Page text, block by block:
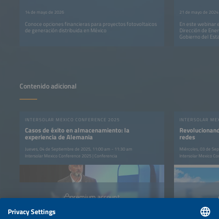
14 de mayo de 2026
Conoce opciones financieras para proyectos fotovoltaicos
de generación distribuida en México
21 de mayo de 2024
En este webinar
Dirección de
Gobierno del
Contenido adicional
INTERSOLAR MEXICO CONFERENCE 2025
Casos de éxito en almacenamiento: la
experiencia de Alemania
Jueves, 04 de Septiembre de 2025, 11:00 am - 11:30 am
Intersolar Mexico Conference 2025 | Conferencia
premium account
INTERSOLAR
redes
Miércoles, 03 de
Intersolar Mexico